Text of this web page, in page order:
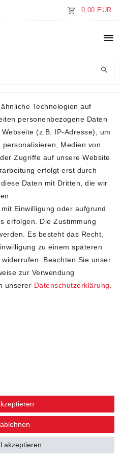
0,00 EUR
Filter
Technologien auf
personenbezogene Daten
(z.B. IP-Adresse), um
Medien von
Zugriffe auf unsere Website
erfolgt erst durch
Daten mit Dritten, die wir
Einwilligung oder aufgrund
erfolgen. Die Zustimmung
Es besteht das Recht,
zu einem späteren
Beachten Sie unser
zur Verwendung
unserer Daten­schutz­erklärung
akzeptieren